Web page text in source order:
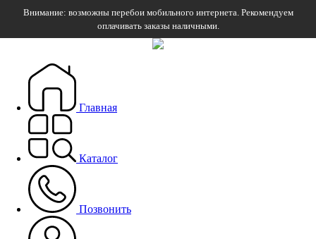
Внимание: возможны перебои мобильного интернета. Рекомендуем
оплачивать заказы наличными.
Главная
Каталог
Позвонить